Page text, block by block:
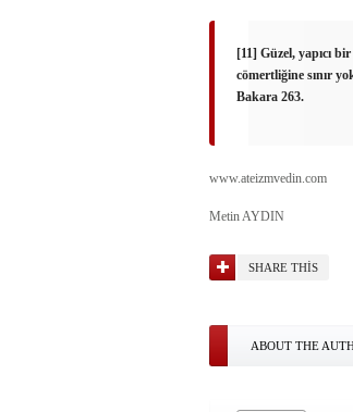
[11] Güzel, yapıcı
cömertliğine sınır
Bakara 263.
www.ateizmvedin.com
Metin AYDIN
SHARE THIS
ABOUT THE